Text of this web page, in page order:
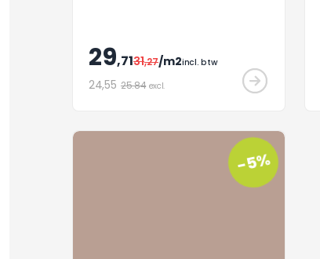
voor interieurafwerking.
29,7131,27/m2incl. btw
24,55 25.84 excl.
-5%